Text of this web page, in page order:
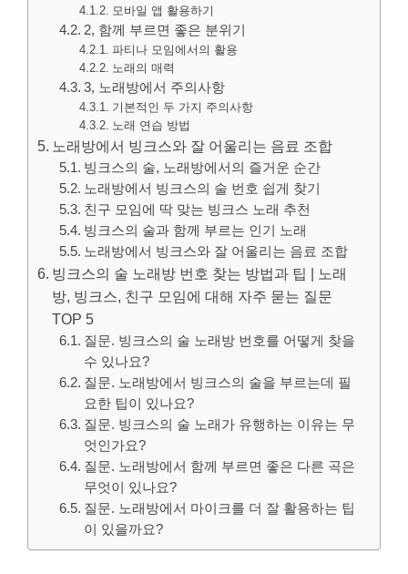
모바일 앱 활용하기
2, 함께 부르면 좋은 분위기
파티나 모임에서의 활용
노래의 매력
3, 노래방에서 주의사항
기본적인 두 가지 주의사항
노래 연습 방법
노래방에서 빙크스와 잘 어울리는 음료 조합
빙크스의 술, 노래방에서의 즐거운 순간
노래방에서 빙크스의 술 번호 쉽게 찾기
친구 모임에 딱 맞는 빙크스 노래 추천
빙크스의 술과 함께 부르는 인기 노래
노래방에서 빙크스와 잘 어울리는 음료 조합
빙크스의 술 노래방 번호 찾는 방법과 팁 | 노래
방, 빙크스, 친구 모임에 대해 자주 묻는 질문
TOP 5
질문. 빙크스의 술 노래방 번호를 어떻게 찾을
수 있나요?
질문. 노래방에서 빙크스의 술을 부르는데 필
요한 팁이 있나요?
질문. 빙크스의 술 노래가 유행하는 이유는 무
엇인가요?
질문. 노래방에서 함께 부르면 좋은 다른 곡은
무엇이 있나요?
질문. 노래방에서 마이크를 더 잘 활용하는 팁
이 있을까요?